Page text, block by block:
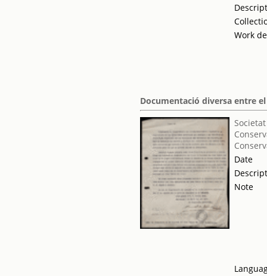
Work
Documentació diversa entre
Date
Note